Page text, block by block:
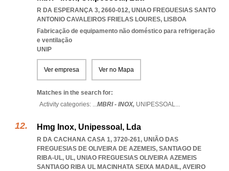
R DA ESPERANÇA 3, 2660-012, UNIAO FREGUESIAS SANTO
ANTONIO CAVALEIROS FRIELAS LOURES, LISBOA
Fabricação de equipamento não doméstico para refrigeração
e ventilação
UNIP
Ver empresa Ver no Mapa
Matches in the search for:
Activity categories: ...MBRI - INOX, UNIPESSOAL...
Hmg Inox, Unipessoal, Lda
R DA CACHANA CASA 1, 3720-261, UNIÃO DAS
FREGUESIAS DE OLIVEIRA DE AZEMEIS, SANTIAGO DE
RIBA-UL, UL, UNIAO FREGUESIAS OLIVEIRA AZEMEIS
SANTIAGO RIBA UL MACINHATA SEIXA MADAIL, AVEIRO